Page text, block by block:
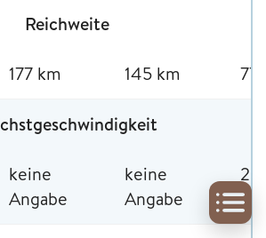
Reichweite
177 km 145 km 77
keine
Angabe
keine
Angabe